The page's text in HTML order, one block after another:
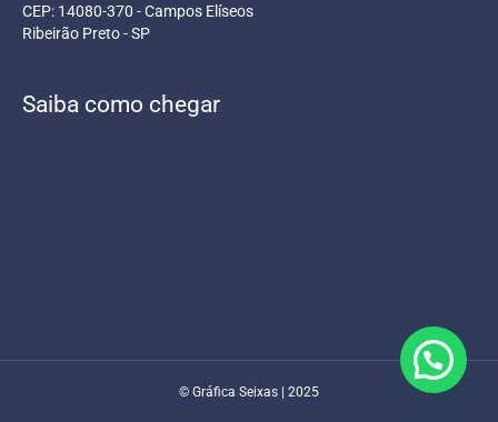
CEP: 14080-370 - Campos Elíseos
Ribeirão Preto - SP
Saiba como chegar
© Gráfica Seixas | 2025